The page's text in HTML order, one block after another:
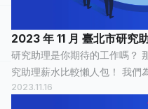
2023 年 11 月 臺北市研究
研究助理是你期待的工作嗎？ 那千萬別錯過，比薪水特別整理的研
究助理薪水比較懶人包！ 我們為你蒐集了過去半年來臺北市研究助
理的薪水情報，有 24 人分享
2023.11.16